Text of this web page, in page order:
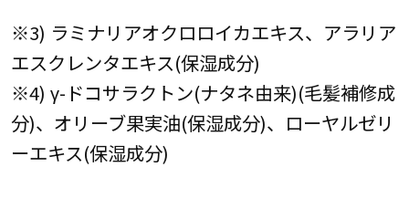
※3) ラミナリアオクロロイカエキス、アラリア
エスクレンタエキス(保湿成分)
※4) γ-ドコサラクトン(ナタネ由来)(毛髪補修成
分)、オリーブ果実油(保湿成分)、ローヤルゼリ
ーエキス(保湿成分)